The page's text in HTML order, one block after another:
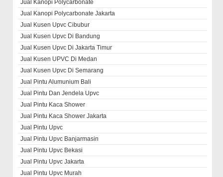
Jual Kanopi Polycarbonate
Jual Kanopi Polycarbonate Jakarta
Jual Kusen Upvc Cibubur
Jual Kusen Upvc Di Bandung
Jual Kusen Upvc Di Jakarta Timur
Jual Kusen UPVC Di Medan
Jual Kusen Upvc Di Semarang
Jual Pintu Alumunium Bali
Jual Pintu Dan Jendela Upvc
Jual Pintu Kaca Shower
Jual Pintu Kaca Shower Jakarta
Jual Pintu Upvc
Jual Pintu Upvc Banjarmasin
Jual Pintu Upvc Bekasi
Jual Pintu Upvc Jakarta
Jual Pintu Upvc Murah